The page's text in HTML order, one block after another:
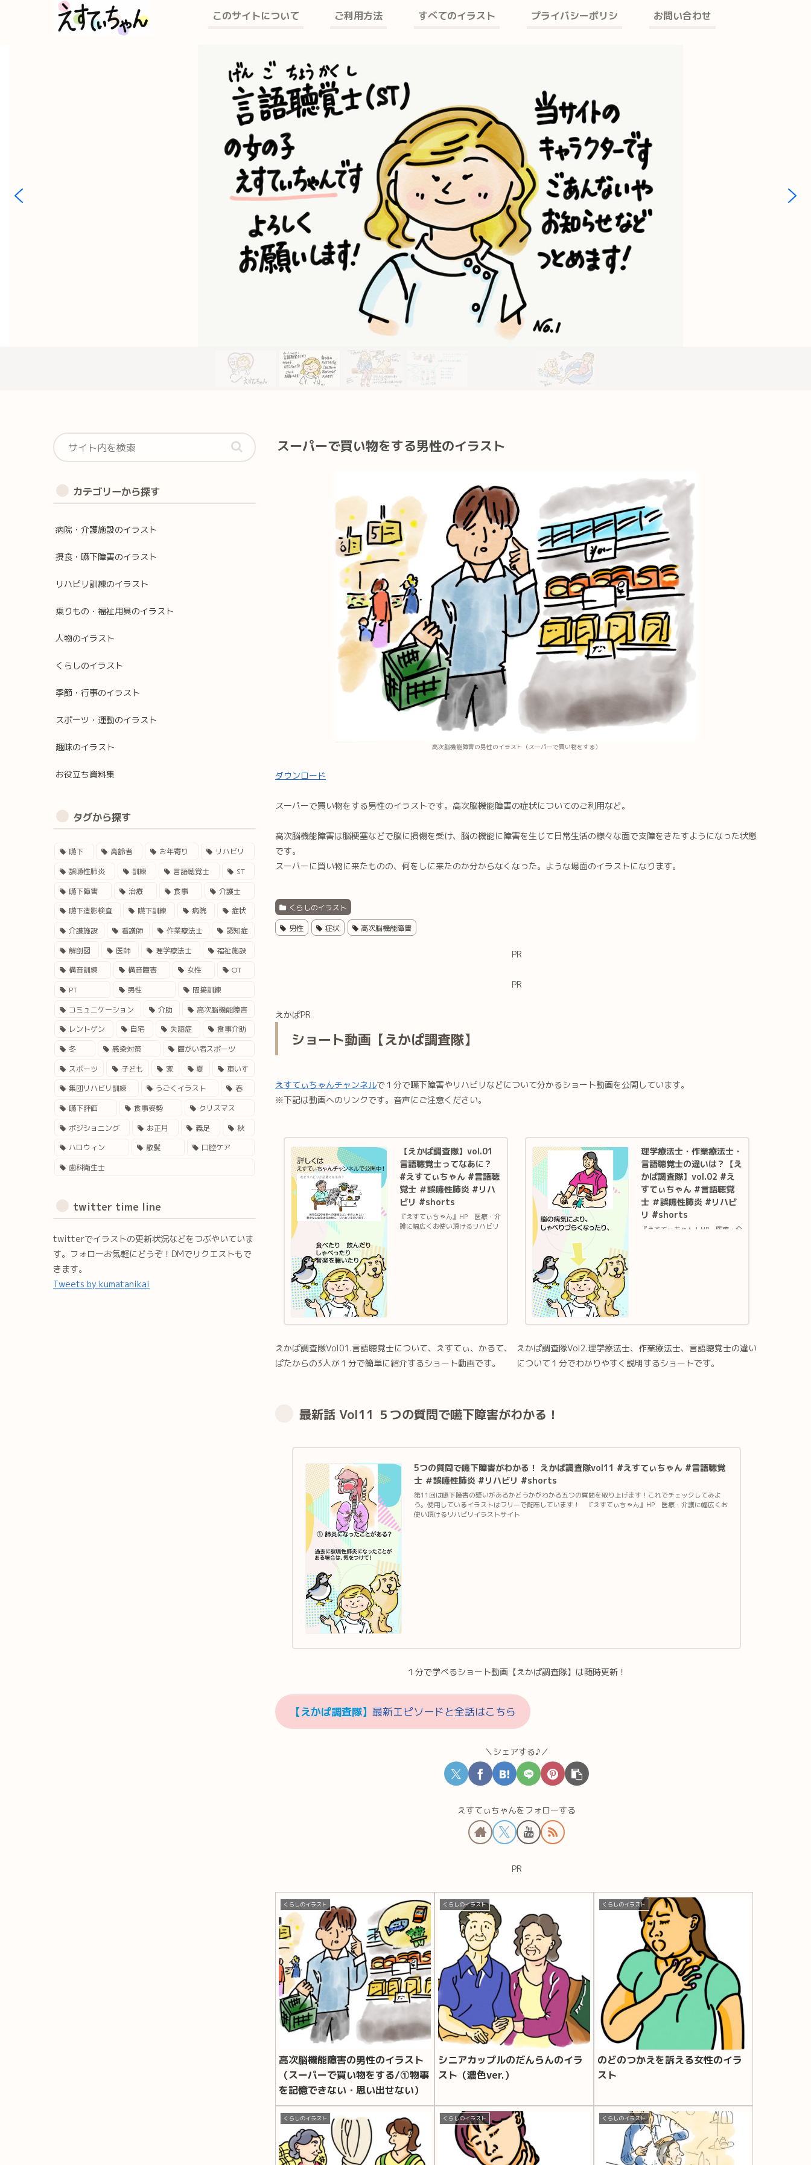
このサイトについて ご利用方法 すべてのイラスト プライバシーポリシ お問い合わせ
スーパーで買い物をする男性のイラスト
高次脳機能障害の男性のイラスト（スーパーで買い物をする）
ダウンロード
スーパーで買い物をする男性のイラストです。高次脳機能障害の症状についてのご利用など。
高次脳機能障害は脳梗塞などで脳に損傷を受け、脳の機能に障害を生じて日常生活の様々な面で支障をきたすようになった状態
です。
スーパーに買い物に来たものの、何をしに来たのか分からなくなった。ような場面のイラストになります。
くらしのイラスト
男性 症状 高次脳機能障害
PR
PR
えかぱPR
ショート動画【えかぱ調査隊】
えすてぃちゃんチャンネルで１分で嚥下障害やリハビリなどについて分かるショート動画を公開しています。
※下記は動画へのリンクです。音声にご注意ください。
【えかぱ調査隊】vol.01
言語聴覚士ってなあに？
#えすてぃちゃん #言語聴
覚士 ＃誤嚥性肺炎 #リハ
ビリ #shorts
『えすてぃちゃん』HP 医療・介
護に幅広くお使い頂けるリハビリ
えかぱ調査隊Vol01.言語聴覚士について、えすてぃ、かるて、
ぱたからの3人が１分で簡単に紹介するショート動画です。
理学療法士・作業療法士・
言語聴覚士の違いは？【え
かぱ調査隊】vol.02 #え
すてぃちゃん #言語聴覚
士 ＃誤嚥性肺炎 #リハビ
リ #shorts
『えすてぃちゃん』HP 医療・介
えかぱ調査隊Vol2.理学療法士、作業療法士、言語聴覚士の違い
について１分でわかりやすく説明するショートです。
最新話 Vol11 ５つの質問で嚥下障害がわかる！
5つの質問で嚥下障害がわかる！ えかぱ調査隊vol11 #えすてぃちゃん #言語聴覚
士 ＃誤嚥性肺炎 #リハビリ #shorts
第11回は嚥下障害の疑いがあるかどうかがわかる五つの質問を取り上げます！これでチェックしてみよ
う。使用しているイラストはフリーで配布しています！ 『えすてぃちゃん』HP 医療・介護に幅広くお
使い頂けるリハビリイラストサイト
１分で学べるショート動画【えかぱ調査隊】は随時更新！
【えかぱ調査隊】 最新エピソードと全話はこちら
＼シェアする♪／
えすてぃちゃんをフォローする
PR
くらしのイラスト
高次脳機能障害の男性のイラスト
（スーパーで買い物をする/①物事
を記憶できない・思い出せない）
くらしのイラスト
シニアカップルのだんらんのイラ
スト（濃色ver.）
くらしのイラスト
のどのつかえを訴える女性のイラ
スト
くらしのイラスト くらしのイラスト くらしのイラスト
カテゴリーから探す
病院・介護施設のイラスト
摂食・嚥下障害のイラスト
リハビリ訓練のイラスト
乗りもの・福祉用具のイラスト
人物のイラスト
くらしのイラスト
季節・行事のイラスト
スポーツ・運動のイラスト
趣味のイラスト
お役立ち資料集
タグから探す
嚥下 高齢者 お年寄り
リハビリ
誤嚥性肺炎
訓練 言語聴覚士
ST
嚥下障害
治療 食事
介護士
嚥下造影検査
嚥下訓練 病院
症状
介護施設
看護師 作業療法士
認知症
解剖図
医師 理学療法士
福祉施設
構音訓練
構音障害 女性
OT
PT
男性
間接訓練
コミュニケーション
介助
高次脳機能障害
レントゲン
自宅 失語症
食事介助
冬
感染対策
障がい者スポーツ
スポーツ
子ども 家 夏
車いす
集団リハビリ訓練
うごくイラスト
春
嚥下評価
食事姿勢
クリスマス
ポジショニング
お正月 義足
秋
ハロウィン
散髪
口腔ケア
歯科衛生士
twitter time line
twitterでイラストの更新状況などをつぶやいていま
す。フォローお気軽にどうぞ！DMでリクエストもで
きます。
Tweets by kumatanikai